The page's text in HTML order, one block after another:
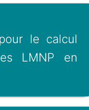
le calcul
LMNP en